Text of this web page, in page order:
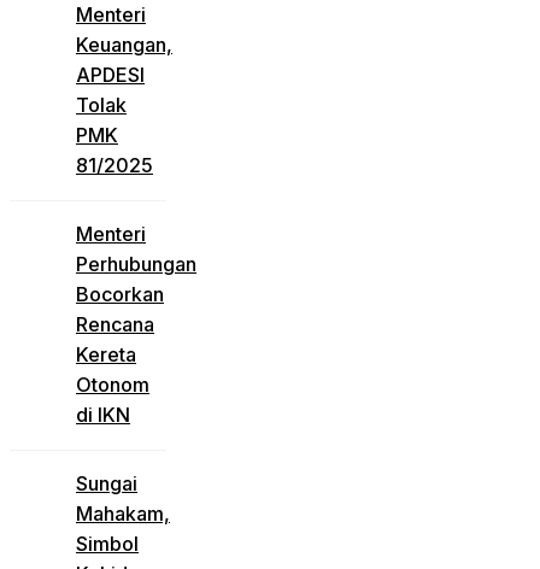
Menteri
Keuangan,
APDESI
Tolak
PMK
81/2025
Menteri
Perhubungan
Bocorkan
Rencana
Kereta
Otonom
di IKN
Sungai
Mahakam,
Simbol